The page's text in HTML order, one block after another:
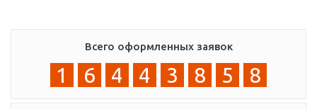
Всего оформленных заявок
1 6 4 4 3 8 5 8